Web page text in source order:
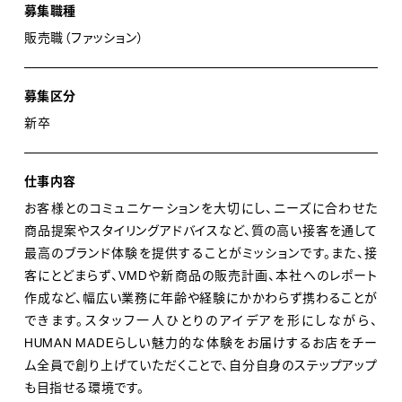
外店舗運営を担当。語学力を活かし、各国の窓口として
店舗運営を担う。
・2021年服飾系学校にて在学中にアルバイト入社し、
HARAJUKUにてストアスタッフとして勤務。大学卒業後、
正社員として商品部生産チームに配属。現在は、商品部
アパレル企画・デザインチームに所属し、在学中に培った
デザイン・縫製の知識を活かしながら企画書作成やシー
ズンアイテムの構成組み、展示会のスタイリングなどの業
務を担当しています。
・2022年在学中にアルバイトとして入社し、SHIBUYA
募集職種
販売職（ファッション）
募集区分
新卒
仕事内容
お客様とのコミュニケーションを大切にし、ニーズに合わせた
商品提案やスタイリングアドバイスなど、質の高い接客を通して
最高のブランド体験を提供することがミッションです。また、接
客にとどまらず、VMDや新商品の販売計画、本社へのレポート
作成など、幅広い業務に年齢や経験にかかわらず携わることが
できます。スタッフ一人ひとりのアイデアを形にしながら、
HUMAN MADEらしい魅力的な体験をお届けするお店をチー
ム全員で創り上げていただくことで、自分自身のステップアップ
も目指せる環境です。